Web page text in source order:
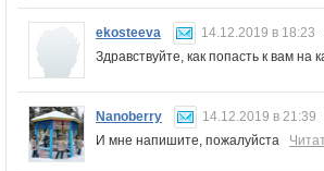
ekosteeva 14.12.2019 в 18:23
Здравствуйте, как попасть к вам на
Nanoberry 14.12.2019 в 21:39
И мне напишите, пожалуйста